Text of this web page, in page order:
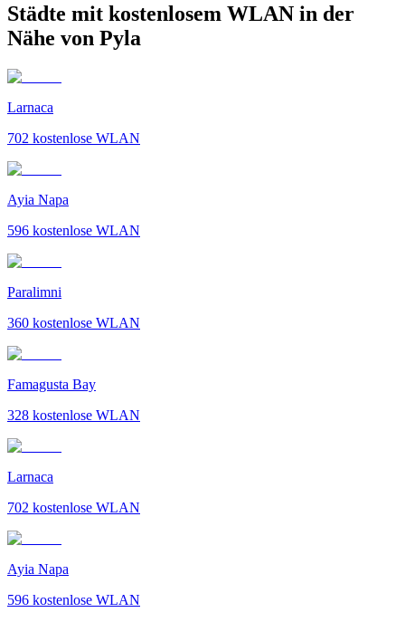
Städte mit kostenlosem WLAN in der
Nähe von Pyla
Larnaca
702 kostenlose WLAN
Ayia Napa
596 kostenlose WLAN
Paralimni
360 kostenlose WLAN
Famagusta Bay
328 kostenlose WLAN
Larnaca
702 kostenlose WLAN
Ayia Napa
596 kostenlose WLAN